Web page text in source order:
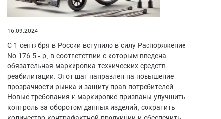
16.09.2024
С 1 сентября в России вступило в силу Распоряжение
No 176 5 - р, в соответствии с которым введена
обязательная маркировка технических средств
реабилитации. Этот шаг направлен на повышение
прозрачности рынка и защиту прав потребителей.
Новые требования к маркировке призваны улучшить
контроль за оборотом данных изделий, сократить